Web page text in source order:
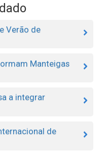
Verão de
Manteigas
a integrar
de